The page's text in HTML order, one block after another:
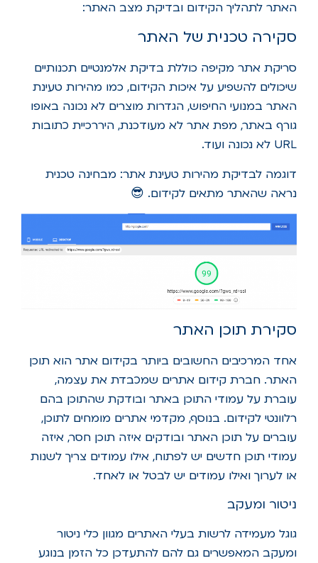
האתר לתהליך הקידום ובדיקת מצב האתר:
סקירה טכנית של האתר
סריקת אתר מקיפה כוללת בדיקת אלמנטיים תכנותיים
שיכולים להשפיע על איכות הקידום, כמו מהירות טעינת
האתר במנועי החיפוש, הגדרות מוצרים לא נכונה באופו
גורף באתר, מפת אתר לא מעודכנת, היררכיית כתובות
URL לא נכונה ועוד.
דוגמה לבדיקת מהירות טעינת אתר: מבחינה טכנית
נראה שהאתר מתאים לקידום. 😎
סקירת תוכן האתר
אחד המרכיבים החשובים ביותר בקידום אתר הוא תוכן
האתר. חברת קידום אתרים שמכבדת את עצמה,
עוברת על עמודי התוכן באתר ובודקת שהתוכן בהם
רלוונטי לקידום. בנוסף, מקדמי אתרים מומחים לתוכן,
עוברים על תוכן האתר ובודקים איזה תוכן חסר, איזה
עמודי תוכן חדשים יש לפתוח, אילו עמודים צריך לשנות
או לערוך ואילו עמודים יש לבטל או לאחד.
ניטור ומעקב
גוגל מעמידה לרשות בעלי האתרים מגוון כלי ניטור
ומעקב המאפשרים גם להם להתעדכן כל הזמן בנוגע